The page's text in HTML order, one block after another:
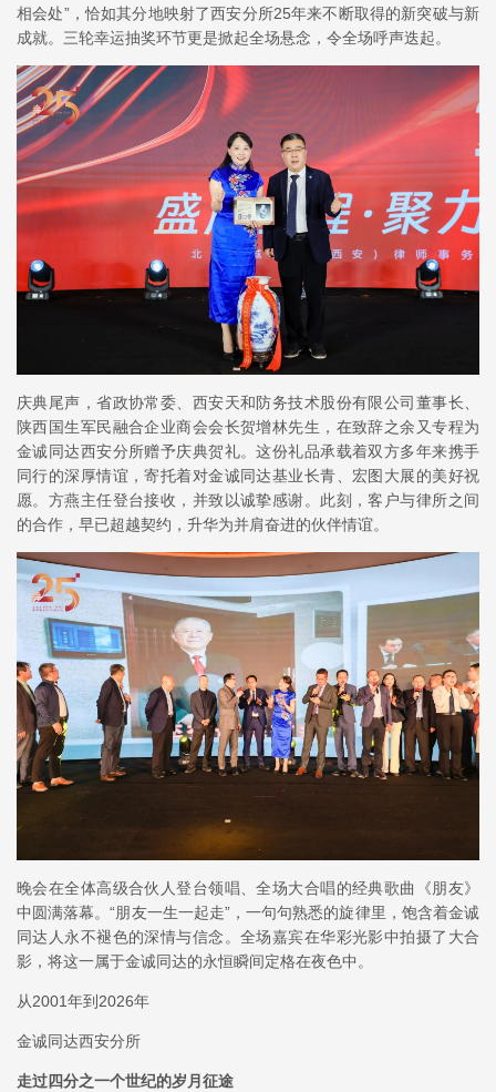
相会处”，恰如其分地映射了西安分所25年来不断取得的新突破与新
成就。三轮幸运抽奖环节更是掀起全场悬念，令全场呼声迭起。
庆典尾声，省政协常委、西安天和防务技术股份有限公司董事长、
陕西国生军民融合企业商会会长贺增林先生，在致辞之余又专程为
金诚同达西安分所赠予庆典贺礼。这份礼品承载着双方多年来携手
同行的深厚情谊，寄托着对金诚同达基业长青、宏图大展的美好祝
愿。方燕主任登台接收，并致以诚挚感谢。此刻，客户与律所之间
的合作，早已超越契约，升华为并肩奋进的伙伴情谊。
晚会在全体高级合伙人登台领唱、全场大合唱的经典歌曲《朋友》
中圆满落幕。“朋友一生一起走”，一句句熟悉的旋律里，饱含着金诚
同达人永不褪色的深情与信念。全场嘉宾在华彩光影中拍摄了大合
影，将这一属于金诚同达的永恒瞬间定格在夜色中。
从2001年到2026年
金诚同达西安分所
走过四分之一个世纪的岁月征途